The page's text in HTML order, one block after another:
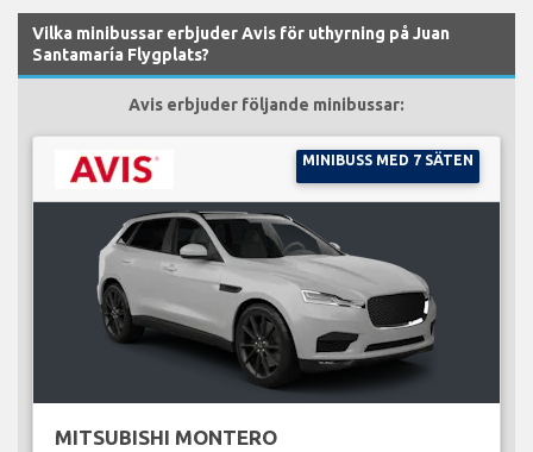
Vilka minibussar erbjuder Avis för uthyrning på Juan
Santamaría Flygplats?
Avis erbjuder följande minibussar:
MINIBUSS MED 7 SÄTEN
MITSUBISHI MONTERO